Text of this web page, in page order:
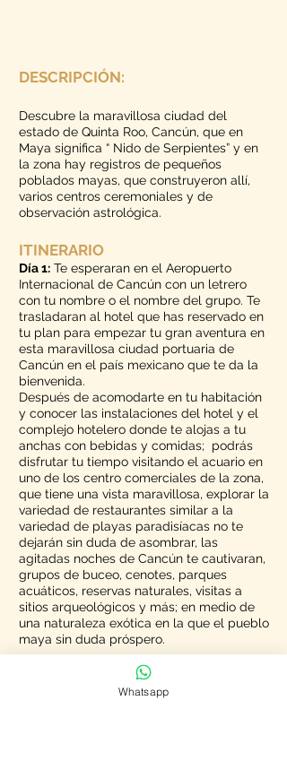
DESCRIPCIÓN:
Descubre la maravillosa ciudad del
estado de Quinta Roo, Cancún, que en
Maya significa “ Nido de Serpientes” y en
la zona hay registros de pequeños
poblados mayas, que construyeron allí,
varios centros ceremoniales y de
observación astrológica.
ITINERARIO
Día 1: Te esperaran en el Aeropuerto
Internacional de Cancún con un letrero
con tu nombre o el nombre del grupo. Te
trasladaran al hotel que has reservado en
tu plan para empezar tu gran aventura en
esta maravillosa ciudad portuaria de
Cancún en el país mexicano que te da la
bienvenida.
Después de acomodarte en tu habitación
y conocer las instalaciones del hotel y el
complejo hotelero donde te alojas a tu
anchas con bebidas y comidas; podrás
disfrutar tu tiempo visitando el acuario en
uno de los centro comerciales de la zona,
que tiene una vista maravillosa, explorar la
variedad de restaurantes similar a la
variedad de playas paradisíacas no te
dejarán sin duda de asombrar, las
agitadas noches de Cancún te cautivaran,
grupos de buceo, cenotes, parques
acuáticos, reservas naturales, visitas a
sitios arqueológicos y más; en medio de
una naturaleza exótica en la que el pueblo
maya sin duda próspero.
Lo recogerán en el hotel y lo
Whatsapp